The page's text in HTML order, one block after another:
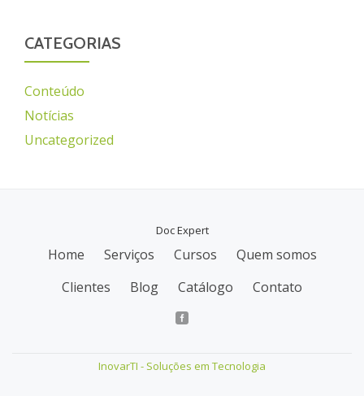
CATEGORIAS
Conteúdo
Notícias
Uncategorized
Doc Expert
Home Serviços Cursos
Quem somos
Clientes
Blog Catálogo Contato
InovarTI - Soluções em Tecnologia